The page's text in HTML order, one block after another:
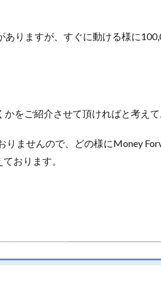
りますが、すぐに動ける様に
をご紹介させて頂ければと考えて
りませんので、どの様にMoney
おります。